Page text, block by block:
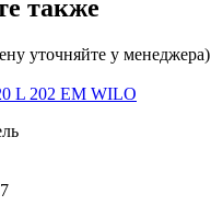
также
уточняйте у менеджера)
L 202 EM WILO